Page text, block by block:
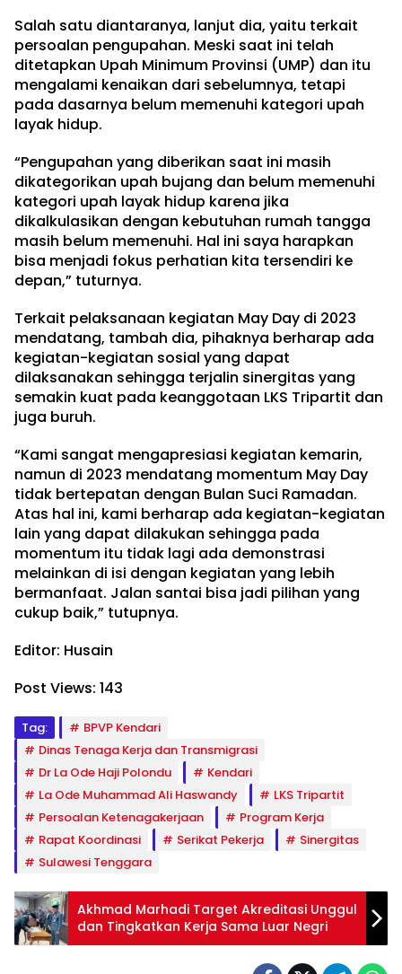
Salah satu diantaranya, lanjut dia, yaitu terkait
persoalan pengupahan. Meski saat ini telah
ditetapkan Upah Minimum Provinsi (UMP) dan itu
mengalami kenaikan dari sebelumnya, tetapi
pada dasarnya belum memenuhi kategori upah
layak hidup.
“Pengupahan yang diberikan saat ini masih
dikategorikan upah bujang dan belum memenuhi
kategori upah layak hidup karena jika
dikalkulasikan dengan kebutuhan rumah tangga
masih belum memenuhi. Hal ini saya harapkan
bisa menjadi fokus perhatian kita tersendiri ke
depan,” tuturnya.
Terkait pelaksanaan kegiatan May Day di 2023
mendatang, tambah dia, pihaknya berharap ada
kegiatan-kegiatan sosial yang dapat
dilaksanakan sehingga terjalin sinergitas yang
semakin kuat pada keanggotaan LKS Tripartit dan
juga buruh.
“Kami sangat mengapresiasi kegiatan kemarin,
namun di 2023 mendatang momentum May Day
tidak bertepatan dengan Bulan Suci Ramadan.
Atas hal ini, kami berharap ada kegiatan-kegiatan
lain yang dapat dilakukan sehingga pada
momentum itu tidak lagi ada demonstrasi
melainkan di isi dengan kegiatan yang lebih
bermanfaat. Jalan santai bisa jadi pilihan yang
cukup baik,” tutupnya.
Editor: Husain
Post Views: 143
Tag:
BPVP Kendari
Dinas Tenaga Kerja dan Transmigrasi
Dr La Ode Haji Polondu
Kendari
La Ode Muhammad Ali Haswandy
LKS Tripartit
Persoalan Ketenagakerjaan
Program Kerja
Rapat Koordinasi
Serikat Pekerja
Sinergitas
Sulawesi Tenggara
Akhmad Marhadi Target Akreditasi Unggul
dan Tingkatkan Kerja Sama Luar Negri